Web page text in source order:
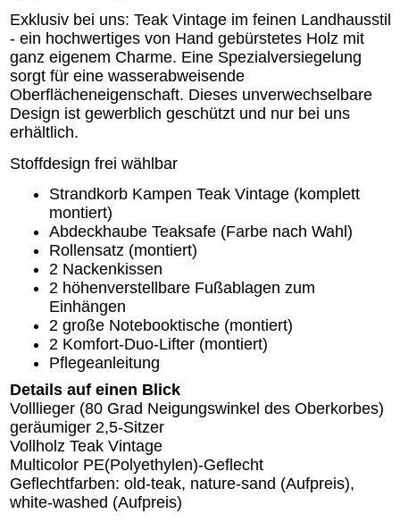
Exklusiv bei uns: Teak Vintage im feinen Landhausstil
- ein hochwertiges von Hand gebürstetes Holz mit
ganz eigenem Charme. Eine Spezialversiegelung
sorgt für eine wasserabweisende
Oberflächeneigenschaft. Dieses unverwechselbare
Design ist gewerblich geschützt und nur bei uns
erhältlich.
Stoffdesign frei wählbar
Strandkorb Kampen Teak Vintage (komplett
montiert)
Abdeckhaube Teaksafe (Farbe nach Wahl)
Rollensatz (montiert)
2 Nackenkissen
2 höhenverstellbare Fußablagen zum
Einhängen
2 große Notebooktische (montiert)
2 Komfort-Duo-Lifter (montiert)
Pflegeanleitung
Details auf einen Blick
Volllieger (80 Grad Neigungswinkel des Oberkorbes)
geräumiger 2,5-Sitzer
Vollholz Teak Vintage
Multicolor PE(Polyethylen)-Geflecht
Geflechtfarben: old-teak, nature-sand (Aufpreis),
white-washed (Aufpreis)